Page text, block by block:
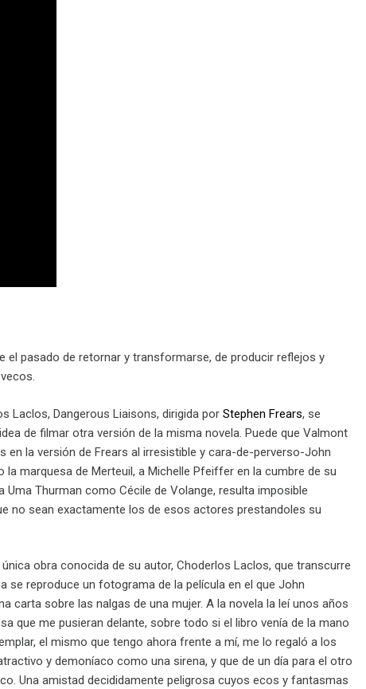
pasado de retornar y transformarse, de producir reflejos y
Laclos, Dangerous Liaisons, dirigida por Stephen Frears, se
de filmar otra versión de la misma novela. Puede que Valmont
en la versión de Frears al irresistible y cara-de-perverso-John
marquesa de Merteuil, a Michelle Pfeiffer en la cumbre de su
Uma Thurman como Cécile de Volange, resulta imposible
no sean exactamente los de esos actores prestandoles su
obra conocida de su autor, Choderlos Laclos, que transcurre
se reproduce un fotograma de la película en el que John
carta sobre las nalgas de una mujer. A la novela la leí unos años
que me pusieran delante, sobre todo si el libro venía de la mano
el mismo que tengo ahora frente a mí, me lo regaló a los
y demoníaco como una sirena, y que de un día para el otro
Una amistad decididamente peligrosa cuyos ecos y fantasmas